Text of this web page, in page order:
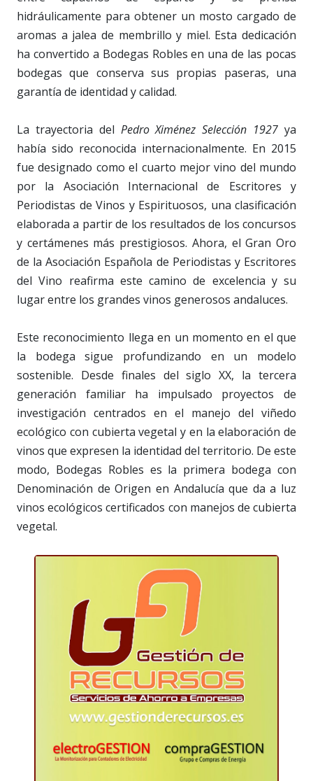
hidráulicamente para obtener un mosto cargado de
aromas a jalea de membrillo y miel. Esta dedicación
ha convertido a Bodegas Robles en una de las pocas
bodegas que conserva sus propias paseras, una
garantía de identidad y calidad.
La trayectoria del Pedro Ximénez Selección 1927 ya
había sido reconocida internacionalmente. En 2015
fue designado como el cuarto mejor vino del mundo
por la Asociación Internacional de Escritores y
Periodistas de Vinos y Espirituosos, una clasificación
elaborada a partir de los resultados de los concursos
y certámenes más prestigiosos. Ahora, el Gran Oro
de la Asociación Española de Periodistas y Escritores
del Vino reafirma este camino de excelencia y su
lugar entre los grandes vinos generosos andaluces.
Este reconocimiento llega en un momento en el que
la bodega sigue profundizando en un modelo
sostenible. Desde finales del siglo XX, la tercera
generación familiar ha impulsado proyectos de
investigación centrados en el manejo del viñedo
ecológico con cubierta vegetal y en la elaboración de
vinos que expresen la identidad del territorio. De este
modo, Bodegas Robles es la primera bodega con
Denominación de Origen en Andalucía que da a luz
vinos ecológicos certificados con manejos de cubierta
vegetal.